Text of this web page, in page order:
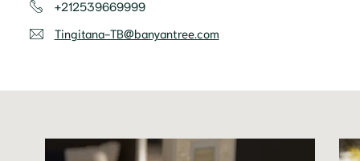
+212539669999
Tingitana-TB@banyantree.com